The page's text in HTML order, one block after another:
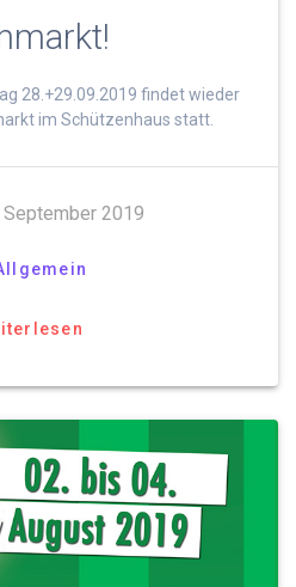
28.+29.09.2019 findet wieder
im Schützenhaus statt.
September 2019